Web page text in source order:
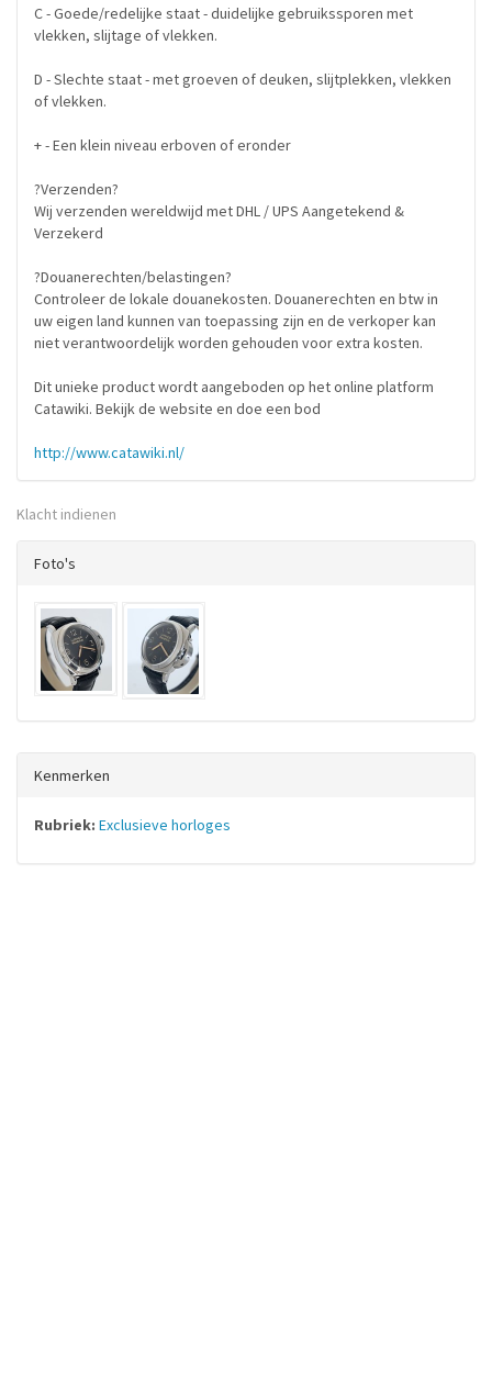
C - Goede/redelijke staat - duidelijke gebruikssporen met
vlekken, slijtage of vlekken.
D - Slechte staat - met groeven of deuken, slijtplekken, vlekken
of vlekken.
+ - Een klein niveau erboven of eronder
?Verzenden?
Wij verzenden wereldwijd met DHL / UPS Aangetekend &
Verzekerd
?Douanerechten/belastingen?
Controleer de lokale douanekosten. Douanerechten en btw in
uw eigen land kunnen van toepassing zijn en de verkoper kan
niet verantwoordelijk worden gehouden voor extra kosten.
Dit unieke product wordt aangeboden op het online platform
Catawiki. Bekijk de website en doe een bod
http://www.catawiki.nl/
Klacht indienen
Foto's
Kenmerken
Rubriek: Exclusieve horloges